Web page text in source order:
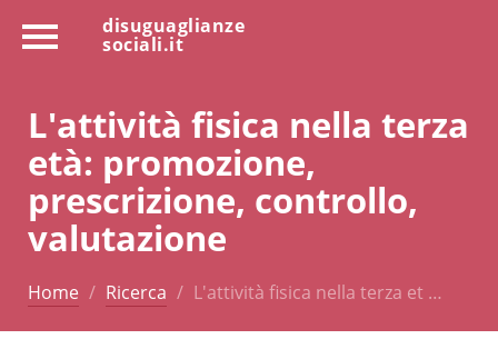
disuguaglianze
sociali.it
L'attività fisica nella terza
età: promozione,
prescrizione, controllo,
valutazione
Home Ricerca L'attività fisica nella terza et …